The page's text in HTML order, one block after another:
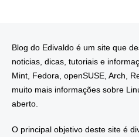
Blog do Edivaldo é um site que
noticias, dicas, tutoriais e
Mint, Fedora, openSUSE, Arch,
muito mais informações sobre
aberto.
O principal objetivo deste site é